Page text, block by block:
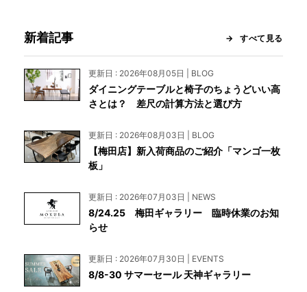
新着記事 すべて見る
更新日 : 2026年08月05日 | BLOG
ダイニングテーブルと椅子のちょうどいい高
さとは？ 差尺の計算方法と選び方
更新日 : 2026年08月03日 | BLOG
【梅田店】新入荷商品のご紹介「マンゴ一枚
板」
更新日 : 2026年07月03日 | NEWS
8/24.25 梅田ギャラリー 臨時休業のお知
らせ
更新日 : 2026年07月30日 | EVENTS
8/8-30 サマーセール 天神ギャラリー